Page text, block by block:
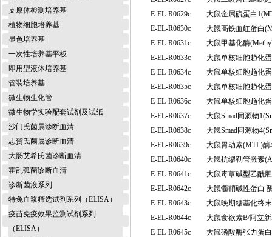
支原体检测培养基
植物细胞培养基
显色培养基
一次性培养基平板
即用型液体培养基
管装培养基
微生物生化管
微生物学实验配套试剂及试纸
沙门氏菌属诊断血清
志贺氏菌属诊断血清
大肠艾希氏菌诊断血清
霍乱弧菌诊断血清
诊断菌液系列
特免血浆筛选试剂系列（ELISA）
疫苗免疫效果监测试剂系列
（ELISA）
E-EL-R0629c
大鼠金属硫蛋白
E-EL-R0630c
大鼠高铁血红蛋白
E-EL-R0631c
大鼠甲基化酶
E-EL-R0633c
大鼠单核细胞趋化
E-EL-R0634c
大鼠单核细胞趋化
E-EL-R0635c
大鼠单核细胞趋化
E-EL-R0636c
大鼠单核细胞趋化
E-EL-R0637c
大鼠Smad同源物
E-EL-R0638c
大鼠Smad同源物
E-EL-R0639c
大鼠胃动素(MTL)
E-EL-R0640c
大鼠抗缪勒管激素
E-EL-R0641c
大鼠毒蕈碱型乙酰
E-EL-R0642c
大鼠髓鞘碱性蛋白
E-EL-R0643c
大鼠晚期糖基化终
E-EL-R0644c
大鼠食欲素B/阿立
E-EL-R0645c
大鼠磷酸酶张力蛋